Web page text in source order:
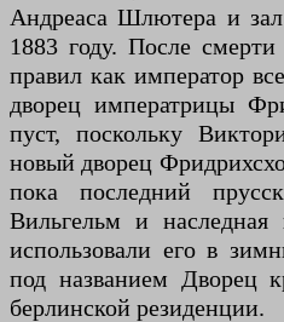
Андреаса Шлютера и зал
1883 году. После
правил как император
дворец императрицы
пуст, поскольку
новый дворец
пока последний
Вильгельм и
использовали его в
под названием Дворец
берлинской резиденции.